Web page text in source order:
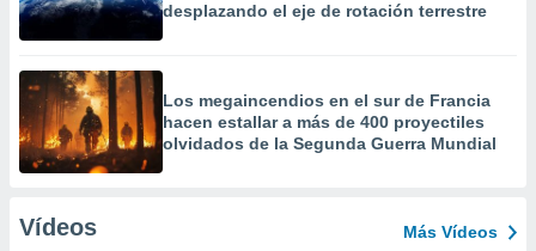
desplazando el eje de rotación terrestre
Los megaincendios en el sur de Francia
hacen estallar a más de 400 proyectiles
olvidados de la Segunda Guerra Mundial
Vídeos Más Vídeos